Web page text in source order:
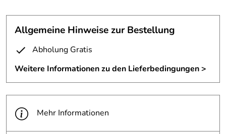
Diese Arbeit ist von unserem Mitarbeiter Frank Sasse.
Allgemeine Hinweise zur Bestellung
Abholung Gratis
Weitere Informationen zu den Lieferbedingungen >
Mehr Informationen